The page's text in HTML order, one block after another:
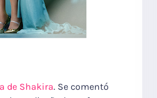
de Shakira. Se comentó